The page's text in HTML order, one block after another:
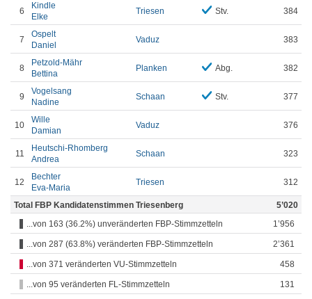
6
Kindle
Elke
Triesen Stv. 384
7
Ospelt
Daniel
Vaduz 383
8
Petzold-Mähr
Bettina
Planken Abg. 382
9
Vogelsang
Nadine
Schaan Stv. 377
10
Wille
Damian
Vaduz 376
11
Heutschi-Rhomberg
Andrea
Schaan 323
12
Bechter
Eva-Maria
Triesen 312
Total FBP Kandidatenstimmen Triesenberg
5’020
...von 163 (36.2%) unveränderten FBP-Stimmzetteln
1’956
...von 287 (63.8%) veränderten FBP-Stimmzetteln 2’361
...von 371 veränderten VU-Stimmzetteln 458
...von 95 veränderten FL-Stimmzetteln 131